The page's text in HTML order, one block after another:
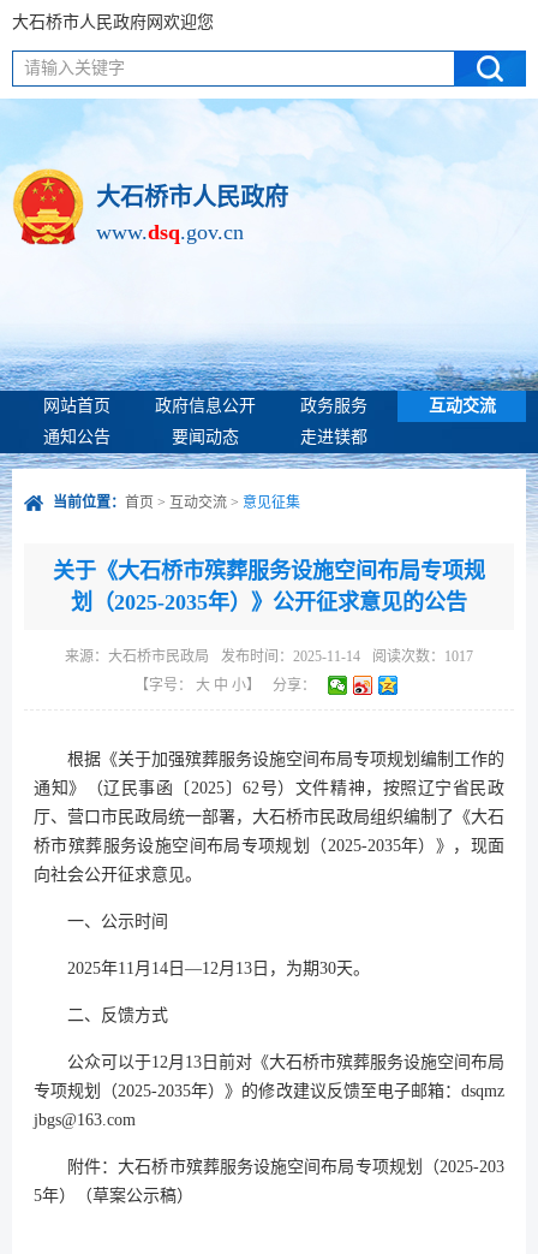
大石桥市人民政府网欢迎您
请输入关键字
大石桥市人民政府
www.dsq.gov.cn
网站首页 政府信息公开 政务服务
互动交流
通知公告
要闻动态 走进镁都
当前位置： 首页 > 互动交流 > 意见征集
关于《大石桥市殡葬服务设施空间布局专项规
划（2025-2035年）》公开征求意见的公告
来源： 大石桥市民政局 发布时间：2025-11-14 阅读次数： 1017
【字号： 大 中 小】 分享：
根据《关于加强殡葬服务设施空间布局专项规划编制工作的
通知》（辽民事函〔2025〕62号）文件精神，按照辽宁省民政
厅、营口市民政局统一部署，大石桥市民政局组织编制了《大石
桥市殡葬服务设施空间布局专项规划（2025-2035年）》，现面
向社会公开征求意见。
一、公示时间
2025年11月14日—12月13日，为期30天。
二、反馈方式
公众可以于12月13日前对《大石桥市殡葬服务设施空间布局
专项规划（2025-2035年）》的修改建议反馈至电子邮箱：dsqmz
jbgs@163.com
附件：大石桥市殡葬服务设施空间布局专项规划（2025-203
5年）（草案公示稿）